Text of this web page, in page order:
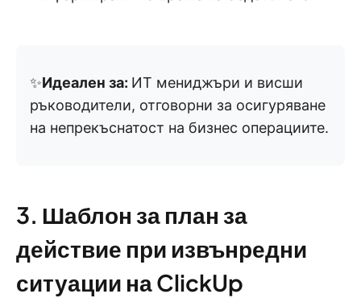
✨Идеален за: ИТ мениджъри и висши
ръководители, отговорни за осигуряване
на непрекъснатост на бизнес операциите.
3. Шаблон за план за
действие при извънредни
ситуации на ClickUp